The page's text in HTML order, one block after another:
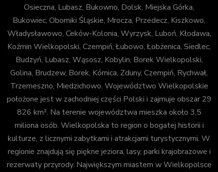
Osieczna, Lubasz, Bukowno, Dolsk, Miejska Górka,
Bukowiec, Oborniki Śląskie, Mrocza, Przedecz, Kiszkowo,
Władysławowo, Ceków-Kolonia, Wyrzysk, Luboń, Kłodawa,
Koźmin Wielkopolski, Czempiń, Łubowo, Łobżenica, Siedlec,
Budzyń, Lubasz, Wąsosz, Kobylin, Borek Wielkopolski,
Golina, Brudzew, Borek, Kórnica, Zduny, Czempiń, Rychwał,
Trzemeszno, Miedzichowo. Województwo Wielkopolskie
położone jest w zachodniej części Polski i zajmuje obszar 29
826 km². Na terenie województwa mieszka około 3,5
miliona osób. Wielkopolska to region o bogatej historii i
kulturze, z licznymi zabytkami i atrakcjami turystycznymi. W
regionie znajdują się piękne jeziora, lasy, parki krajobrazowe i
rezerwaty przyrody. Największym miastem w Wielkopolsce